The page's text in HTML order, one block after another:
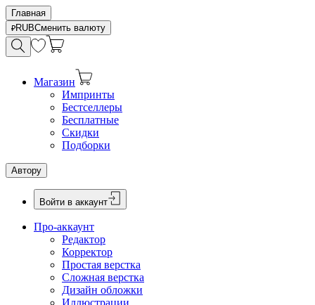
Главная
RUBСменить валюту
Магазин
Импринты
Бестселлеры
Бесплатные
Скидки
Подборки
Автору
Войти в аккаунт
Про-аккаунт
Редактор
Корректор
Простая верстка
Сложная верстка
Дизайн обложки
Иллюстрации